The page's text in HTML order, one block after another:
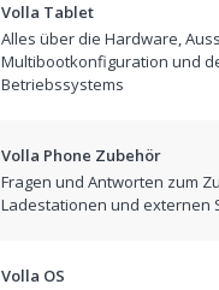
Volla Tablet
Alles über die Hardware,
Multibootkonfiguration und
Betriebssystems
Volla Phone Zubehör
Fragen und Antworten zum
Ladestationen und externen
Volla OS